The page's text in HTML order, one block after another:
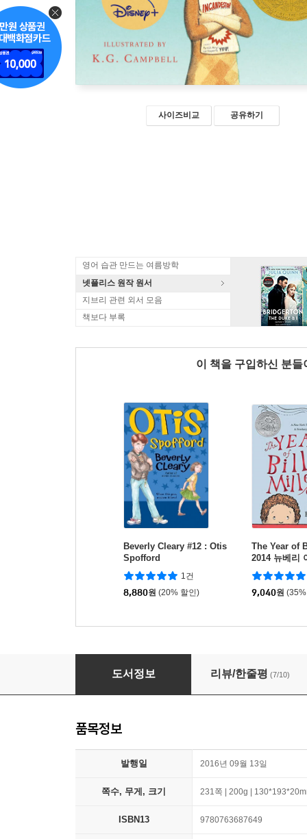
사이즈비교 공유하기
영어 습관 만드는 여름방학
넷플리스 원작 원서
지브리 관련 외서 모음
책보다 부록
이 책을 구입하신 분
Beverly Cleary #12 : Otis
Spofford
1건
8,880원 (20% 할인)
The Year of
2014 뉴베리
9,040원
Flora and Ulysses: The Illuminated
도서정보 리뷰/한줄평 (7/10)
품목정보
발행일 2016년 09월 13일
쪽수, 무게, 크기 231쪽 | 200g |
ISBN13 9780763687649